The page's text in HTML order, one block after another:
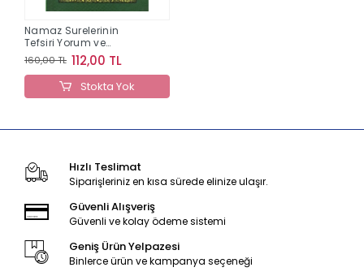
Namaz Surelerinin
Tefsiri Yorum ve
Açıklamalar B39
160,00 TL 112,00 TL
Stokta Yok
Hızlı Teslimat
Siparişleriniz en kısa sürede elinize ulaşır.
Güvenli Alışveriş
Güvenli ve kolay ödeme sistemi
Geniş Ürün Yelpazesi
Binlerce ürün ve kampanya seçeneği